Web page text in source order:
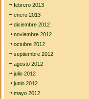
febrero 2013
enero 2013
diciembre 2012
noviembre 2012
octubre 2012
septiembre 2012
agosto 2012
julio 2012
junio 2012
mayo 2012